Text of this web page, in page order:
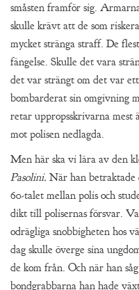
småsten framför sig.
skulle krävt att de som
mycket stränga straff. De
fängelse. Skulle det vara
det var strängt om det var
bombarderat sin omgivning
retar uppropsskrivarna mest
mot polisen nedlagda.
Men här ska vi lära av den
Pasolini. När han betraktade
60-talet mellan polis och
dikt till polisernas försvar.
odrägliga snobbigheten hos
dag skulle överge sina
de kom från. Och när han
bondgrabbarna han hade